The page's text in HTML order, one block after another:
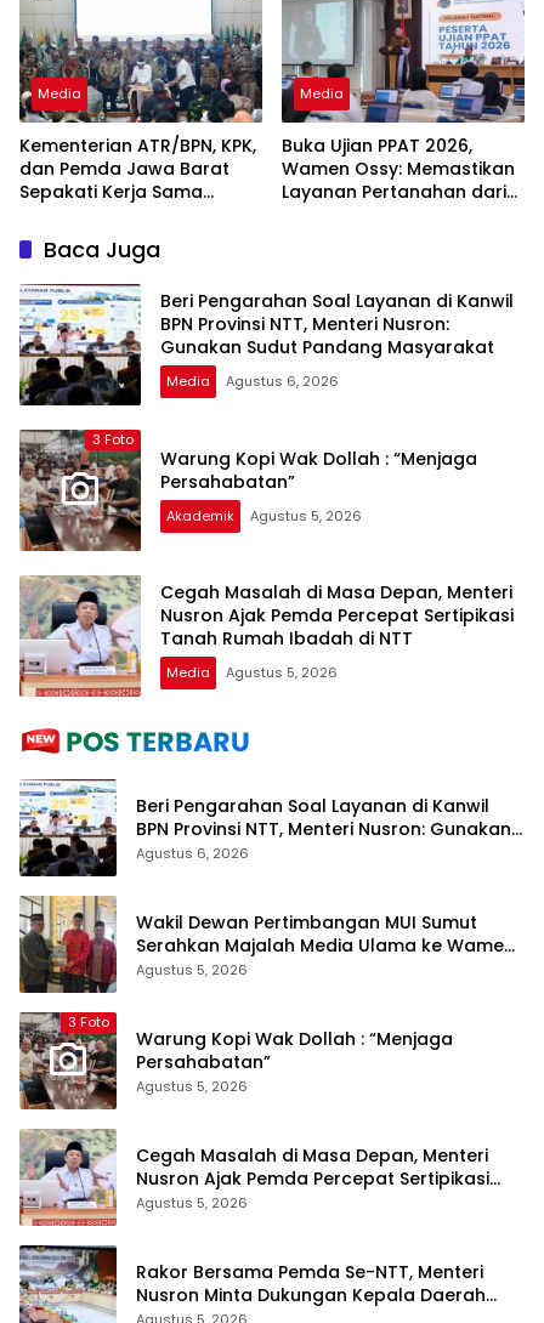
Media
Kementerian ATR/BPN, KPK,
dan Pemda Jawa Barat
Sepakati Kerja Sama
Korupsi serta Penguatan
Ekonomi Daerah
Media
Buka Ujian PPAT 2026,
Wamen Ossy: Memastikan
Layanan Pertanahan dari
Baca Juga
Beri Pengarahan Soal Layanan di Kanwil
BPN Provinsi NTT, Menteri Nusron:
Gunakan Sudut Pandang Masyarakat
Media Agustus 6, 2026
3 Foto
Warung Kopi Wak Dollah : “Menjaga
Persahabatan”
Akademik Agustus 5, 2026
Cegah Masalah di Masa Depan, Menteri
Nusron Ajak Pemda Percepat Sertipikasi
Tanah Rumah Ibadah di NTT
Media Agustus 5, 2026
Beri Pengarahan Soal Layanan di Kanwil
BPN Provinsi NTT, Menteri Nusron: Gunakan
Sudut Pandang Masyarakat
Agustus 6, 2026
Wakil Dewan Pertimbangan MUI Sumut
Serahkan Majalah Media Ulama ke Wamen
dan Ketum PP Persis di Balige
Agustus 5, 2026
3 Foto
Warung Kopi Wak Dollah : “Menjaga
Persahabatan”
Agustus 5, 2026
Cegah Masalah di Masa Depan, Menteri
Nusron Ajak Pemda Percepat Sertipikasi
Tanah Rumah Ibadah di NTT
Agustus 5, 2026
Rakor Bersama Pemda Se-NTT, Menteri
Nusron Minta Dukungan Kepala Daerah
Wujudkan Transformasi Layanan
Agustus 5, 2026